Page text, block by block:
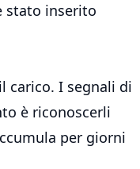
stato inserito
carico. I segnali di
è riconoscerli
per giorni